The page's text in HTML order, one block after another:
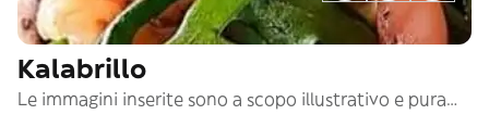
Kalabrillo
Le immagini inserite sono a scopo illustrativo e puramente indicativo